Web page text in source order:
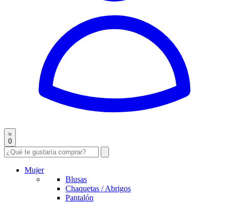
0
Mujer
Blusas
Chaquetas / Abrigos
Pantalón